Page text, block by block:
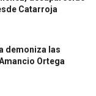
Catarroja
demoniza las
Ortega